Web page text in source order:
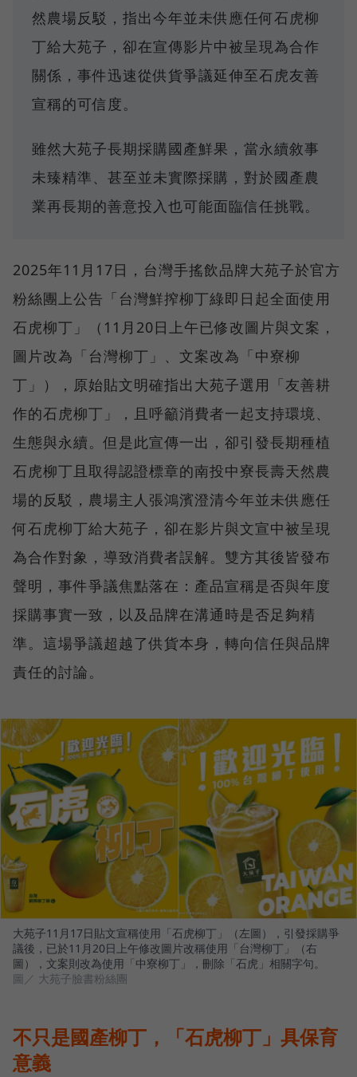
然農場反駁，指出今年並未供應任何石虎柳
丁給大苑子，卻在宣傳影片中被呈現為合作
關係，事件迅速從供貨爭議延伸至石虎友善
宣稱的可信度。
雖然大苑子長期採購國產鮮果，當永續敘事
未臻精準、甚至並未實際採購，對於國產農
業再長期的善意投入也可能面臨信任挑戰。
2025年11月17日，台灣手搖飲品牌大苑子於官方
粉絲團上公告「台灣鮮搾柳丁綠即日起全面使用
石虎柳丁」（11月20日上午已修改圖片與文案，
圖片改為「台灣柳丁」、文案改為「中寮柳
丁」），原始貼文明確指出大苑子選用「友善耕
作的石虎柳丁」，且呼籲消費者一起支持環境、
生態與永續。但是此宣傳一出，卻引發長期種植
石虎柳丁且取得認證標章的南投中寮長壽天然農
場的反駁，農場主人張鴻濱澄清今年並未供應任
何石虎柳丁給大苑子，卻在影片與文宣中被呈現
為合作對象，導致消費者誤解。雙方其後皆發布
聲明，事件爭議焦點落在：產品宣稱是否與年度
採購事實一致，以及品牌在溝通時是否足夠精
準。這場爭議超越了供貨本身，轉向信任與品牌
責任的討論。
大苑子11月17日貼文宣稱使用「石虎柳丁」（左圖），引發採購爭
議後，已於11月20日上午修改圖片改稱使用「台灣柳丁」（右
圖），文案則改為使用「中寮柳丁」，刪除「石虎」相關字句。
圖／ 大苑子臉書粉絲團
不只是國產柳丁，「石虎柳丁」具保育
意義